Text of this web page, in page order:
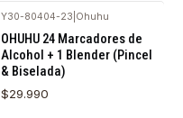
Y30-80404-23 Ohuhu
OHUHU 24 Marcadores de
Alcohol + 1 Blender (Pincel
& Biselada)
$29.990